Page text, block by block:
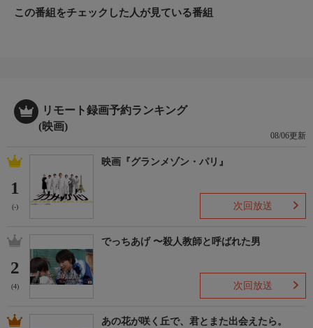
この番組をチェックした人が見ている番組
リモート録画予約ランキング
(映画)
08/06更新
1
(-)
映画『グランメゾン・パリ』
次回放送
2
(4)
でっちあげ 〜殺人教師と呼ばれた男
次回放送
あの花が咲く丘で、君とまた出会えたら。